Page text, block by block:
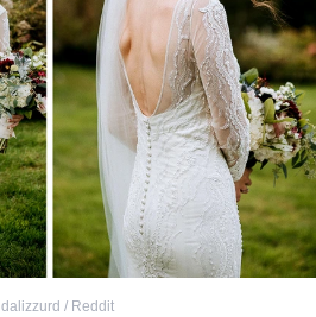
dalizzurd / Reddit